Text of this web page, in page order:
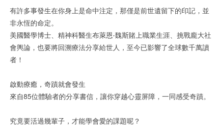
有許多事發生在你身上是命中注定，那僅是前世遺留下的印記，並
非永恆的命定。
美國醫學博士、精神科醫生布萊恩‧魏斯賭上職業生涯、挑戰龐大社
會輿論，也要將回溯療法分享給世人，至今已影響了全球數千萬讀
者！
啟動療癒，奇蹟就會發生
來自85位體驗者的分享書信，讓你穿越心靈屏障，一同感受奇蹟。
究竟要活過幾輩子，才能學會愛的課題呢？